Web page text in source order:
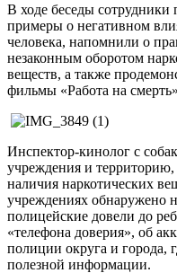
В ходе беседы
примеры о негативном
человека, напомнили о
незаконным оборотом
веществ, а также
фильмы «Работа на
Инспектор-кинолог с
учреждения и
наличия наркотических
учреждениях обнаружено
полицейские довели до
«телефона доверия», об
полиции округа и города,
полезной информации.